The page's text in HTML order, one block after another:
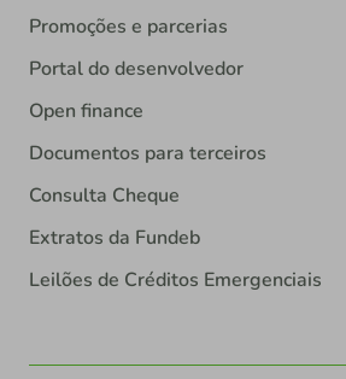
Promoções e parcerias
Portal do desenvolvedor
Open finance
Documentos para terceiros
Consulta Cheque
Extratos da Fundeb
Leilões de Créditos Emergenciais